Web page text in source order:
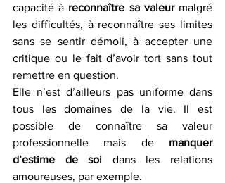
capacité à reconnaître sa valeur malgré
les difficultés, à reconnaître ses limites
sans se sentir démoli, à accepter une
critique ou le fait d’avoir tort sans tout
remettre en question.
Elle n’est d’ailleurs pas uniforme dans
tous les domaines de la vie. Il est
possible de connaître sa valeur
professionnelle mais de manquer
d’estime de soi dans les relations
amoureuses, par exemple.